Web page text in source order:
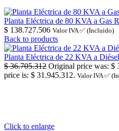
Planta Eléctrica de 80 KVA a Gas
$ 138.727.506 Valor IVA ✅ (Incluido)
Back to products
Planta Eléctrica de 22 KVA a
$36.705.312 Original price was: $
price is: $ 31.945.312. Valor IVA ✅
Click to enlarge